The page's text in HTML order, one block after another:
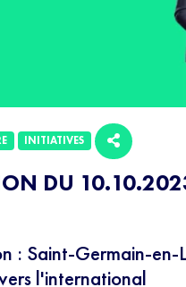
DU
: Saint-Germain-
l'international
INITIATIVES